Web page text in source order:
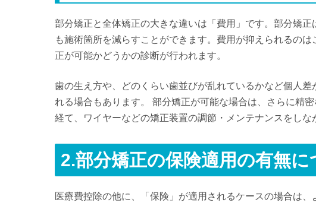
部分矯正と全体矯正の大きな違いは「費用」です。部分矯
も施術箇所を減らすことができます。費用が抑えられるの
正が可能かどうかの診断が行われます。
歯の生え方や、どのくらい歯並びが乱れているかなど個人
れる場合もあります。 部分矯正が可能な場合は、さらに精
経て、ワイヤーなどの矯正装置の調節・メンテナンスをしな
2.部分矯正の保険適用の有無に
医療費控除の他に、「保険」が適用されるケースの場合は